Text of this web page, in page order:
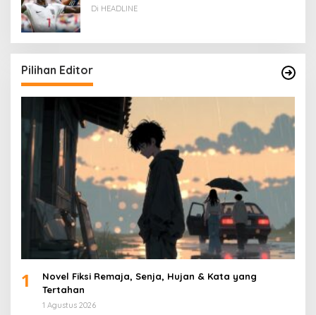
Di HEADLINE
Pilihan Editor
1
Novel Fiksi Remaja, Senja, Hujan & Kata yang
Tertahan
1 Agustus 2026